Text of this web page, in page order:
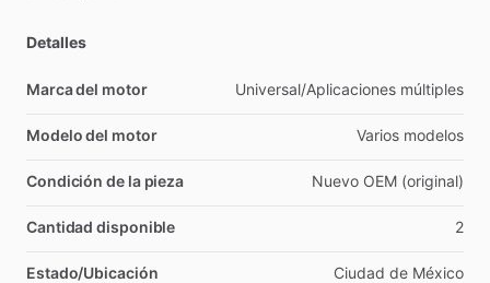
Detalles
Marca del motor Universal​/​Aplicaciones múltiples
Modelo del motor Varios modelos
Condición de la pieza Nuevo OEM (original)
Cantidad disponible 2
Estado/Ubicación Ciudad de México